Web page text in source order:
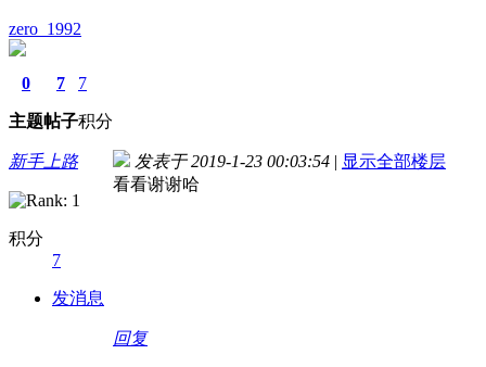
zero_1992
0
主题
7
帖子
7
积分
新手上路
积分
7
发消息
发表于 2019-1-23 00:03:54 | 显示全部楼层
看看谢谢哈
回复